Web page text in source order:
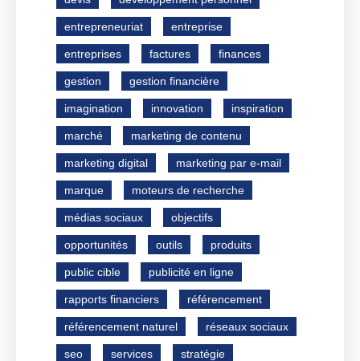
entrepreneuriat entreprise
entreprises factures finances
gestion gestion financière
imagination innovation inspiration
marché marketing de contenu
marketing digital marketing par e-mail
marque moteurs de recherche
médias sociaux objectifs
opportunités outils produits
public cible publicité en ligne
rapports financiers référencement
référencement naturel réseaux sociaux
seo services stratégie